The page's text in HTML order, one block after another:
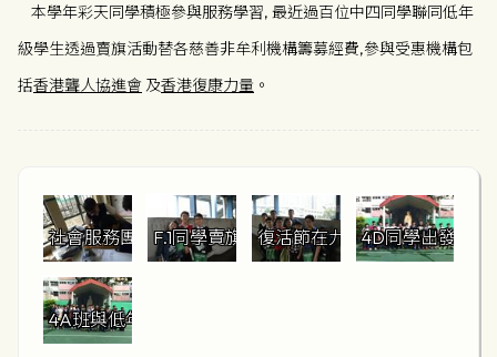
本學年彩天同學積極參與服務學習, 最近過百位中四同學聯同低年
級學生透過賣旗活動替各慈善非牟利機構籌募經費,參與受惠機構包
括香港聾人協進會 及香港復康力量 。
社會服務團幹事協助派發賣旗物資
F.1同學賣旗樂融融復活節在九龍灣賣旗4D同學出發前大
4A班與低年級同學合作賣旗